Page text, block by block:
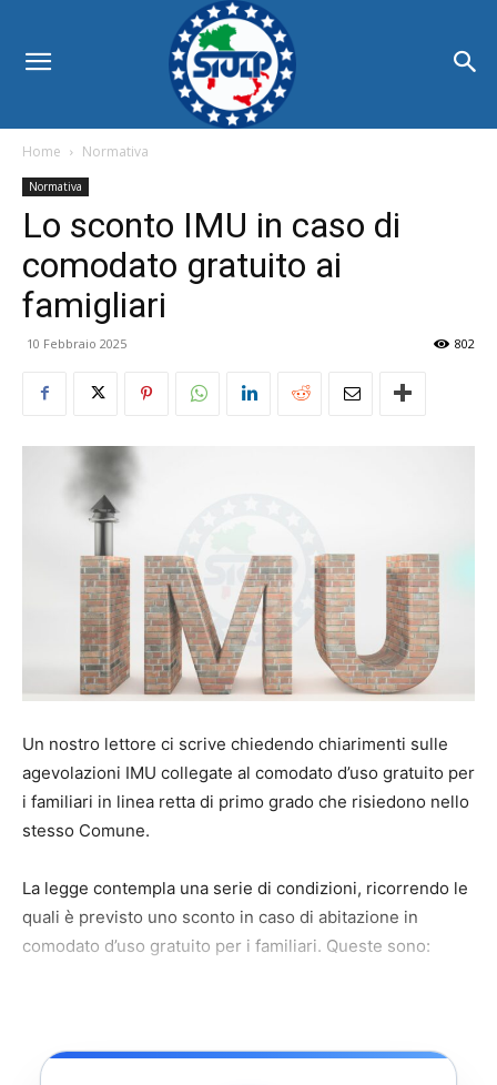
Home Normativa
Normativa
Lo sconto IMU in caso di
comodato gratuito ai
famigliari
10 Febbraio 2025 802
Un nostro lettore ci scrive chiedendo chiarimenti sulle
agevolazioni IMU collegate al comodato d’uso gratuito per
i familiari in linea retta di primo grado che risiedono nello
stesso Comune.
La legge contempla una serie di condizioni, ricorrendo le
quali è previsto uno sconto in caso di abitazione in
comodato d’uso gratuito per i familiari. Queste sono: